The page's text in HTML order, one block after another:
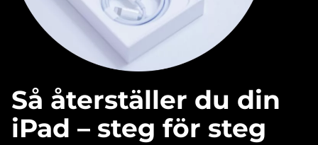
Så återställer du din
iPad – steg för steg